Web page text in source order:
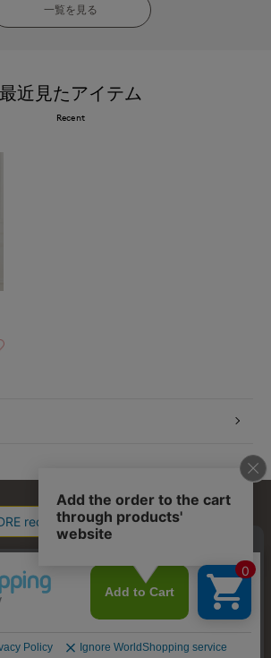
一覧を見る
最近見たアイテム
Recent
利用規約 会社概要 プライバシーポリシー
・古物営業法に基づく表示 店舗リスト